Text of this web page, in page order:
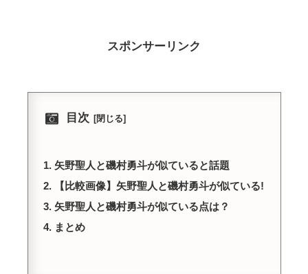
スポンサーリンク
目次
矢野聖人と磯村勇斗が似ていると話題
【比較画像】矢野聖人と磯村勇斗が似ている!
矢野聖人と磯村勇斗が似ている点は？
まとめ